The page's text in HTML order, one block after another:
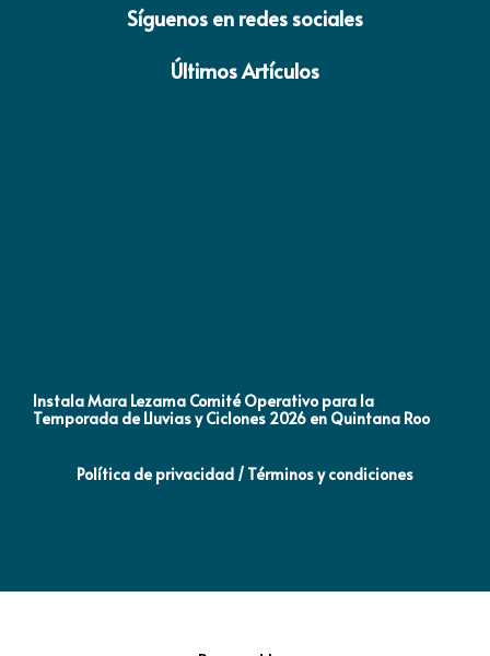
Síguenos en redes sociales
Últimos Artículos
Instala Mara Lezama Comité Operativo para la
Temporada de Lluvias y Ciclones 2026 en Quintana Roo
Política de privacidad / Términos y condiciones